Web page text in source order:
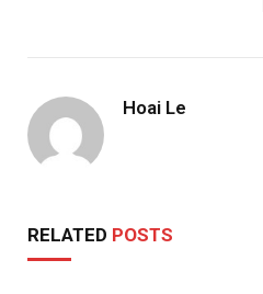
Hoai Le
RELATED POSTS